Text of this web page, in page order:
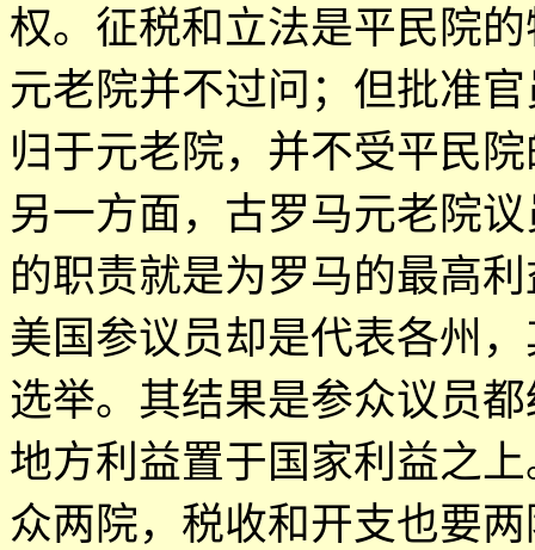
权。征税和立法是平民院
元老院并不过问；但批准
归于元老院，并不受平民
另一方面，古罗马元老院
的职责就是为罗马的最高
美国参议员却是代表各州
选举。其结果是参众议员
地方利益置于国家利益之
众两院，税收和开支也要